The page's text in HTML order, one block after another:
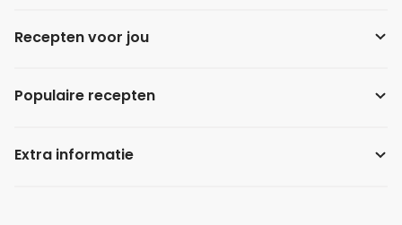
Recepten voor jou
Populaire recepten
Extra informatie